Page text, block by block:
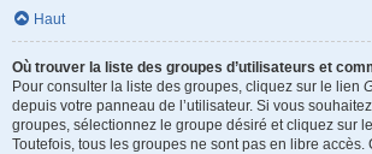
Haut
Où trouver la liste des groupes d’utilisateurs et
Pour consulter la liste des groupes, cliquez sur le lien
depuis votre panneau de l’utilisateur. Si vous
groupes, sélectionnez le groupe désiré et cliquez sur
Toutefois, tous les groupes ne sont pas en libre accès.